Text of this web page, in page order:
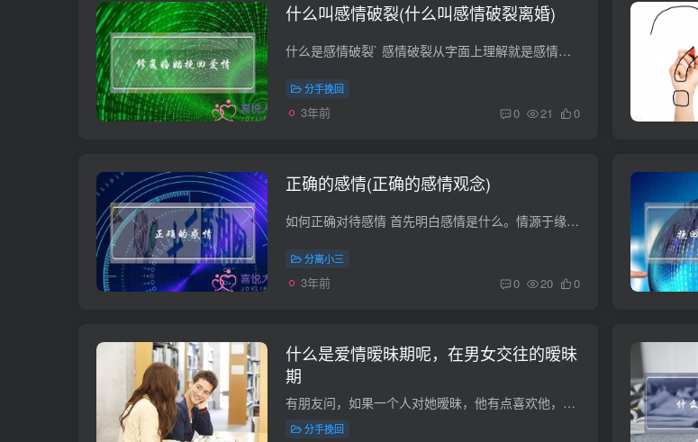
什么叫感情破裂(什么叫感情破裂离婚)
什么是感情破裂` 感情破裂从字面上理解就是感情遇到了危机,双方产生矛盾,进而导致感情破裂... 没感觉就是可能两个人在一起时间长了,彼此太了解对方,没有了当初的新鲜与刺激,就慢慢的没了感觉......
分手挽回
3年前 0 21 0
正确的感情(正确的感情观念)
如何正确对待感情 首先明白感情是什么。情源于缘，是男女之间的默契，喜欢，依恋，也是两个人互补的天性使然。两个人从相识到相知到相爱相守，这是一个很不容易的过程，怎么让这段感情一直维持...
分离小三
3年前 0 20 0
什么是爱情暧昧期呢，在男女交往的暧昧
期
有朋友问，如果一个人对她暧昧，他有点喜欢他，但又不确定是不是真的喜欢自己，该如何把握？或者我该怎么做才能让对方觉得自己不愿意暧昧？我们先说说在一段关系中，啥是“暧昧”？暧昧，多指一...
分手挽回